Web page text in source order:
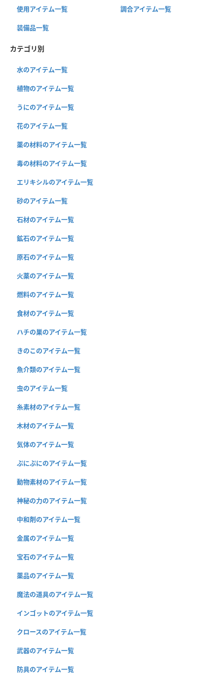
使用アイテム一覧 調合アイテム一覧
装備品一覧
カテゴリ別
水のアイテム一覧
植物のアイテム一覧
うにのアイテム一覧
花のアイテム一覧
薬の材料のアイテム一覧
毒の材料のアイテム一覧
エリキシルのアイテム一覧
砂のアイテム一覧
石材のアイテム一覧
鉱石のアイテム一覧
原石のアイテム一覧
火薬のアイテム一覧
燃料のアイテム一覧
食材のアイテム一覧
ハチの巣のアイテム一覧
きのこのアイテム一覧
魚介類のアイテム一覧
虫のアイテム一覧
糸素材のアイテム一覧
木材のアイテム一覧
気体のアイテム一覧
ぷにぷにのアイテム一覧
動物素材のアイテム一覧
神秘の力のアイテム一覧
中和剤のアイテム一覧
金属のアイテム一覧
宝石のアイテム一覧
薬品のアイテム一覧
魔法の道具のアイテム一覧
インゴットのアイテム一覧
クロースのアイテム一覧
武器のアイテム一覧
防具のアイテム一覧